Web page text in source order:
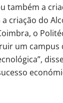
também a
criação do
o
um campus